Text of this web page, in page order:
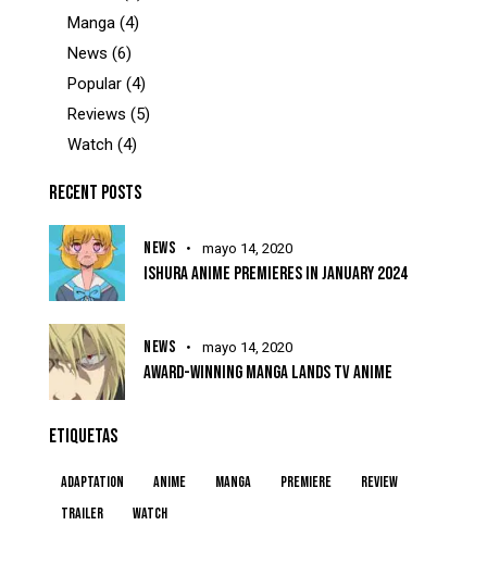
Manga (4)
News (6)
Popular (4)
Reviews (5)
Watch (4)
RECENT POSTS
NEWS mayo 14, 2020
ISHURA ANIME PREMIERES IN JANUARY 2024
NEWS mayo 14, 2020
AWARD-WINNING MANGA LANDS TV ANIME
ETIQUETAS
Adaptation Anime Manga Premiere
Review
Trailer
Watch